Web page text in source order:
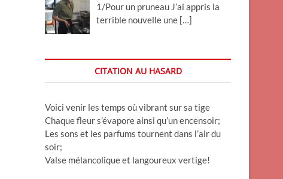
1/Pour un pruneau J’ai appris la
terrible nouvelle une […]
CITATION AU HASARD
Voici venir les temps où vibrant sur sa tige
Chaque fleur s’évapore ainsi qu’un encensoir;
Les sons et les parfums tournent dans l’air du
soir;
Valse mélancolique et langoureux vertige!